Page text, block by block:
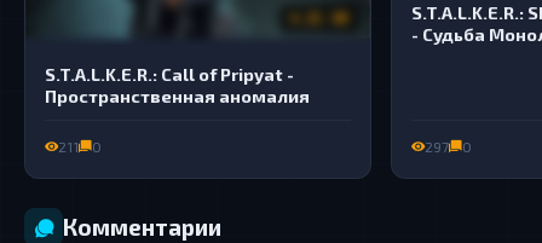
S.T.A.L.K.E.R.: Call of Pripyat -
Пространственная аномалия
211 0
S.T.A.L.K.E.R.:
- Судьба
297 0
Комментарии